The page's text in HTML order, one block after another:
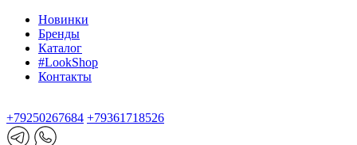
Новинки
Бренды
Каталог
#LookShop
Контакты
+79250267684 +79361718526